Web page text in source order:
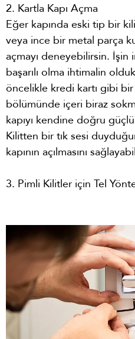
2. Kartla Kapı Açma
Eğer kapında eski tip bir
veya ince bir metal parça
açmayı deneyebilirsin.
başarılı olma ihtimalin
öncelikle kredi kartı gibi bir
bölümünde içeri biraz
kapıyı kendine doğru
Kilitten bir tık sesi
kapının açılmasını
3. Pimli Kilitler için Tel